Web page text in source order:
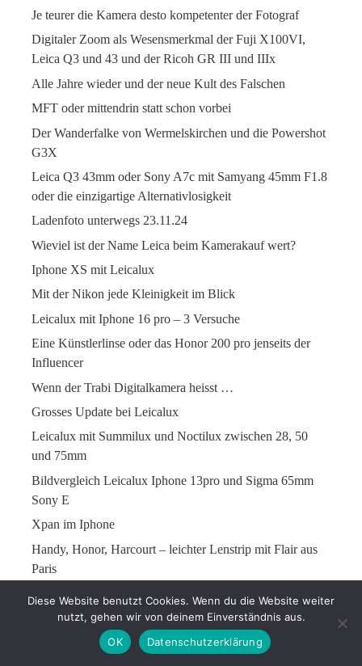
Je teurer die Kamera desto kompetenter der Fotograf
Digitaler Zoom als Wesensmerkmal der Fuji X100VI,
Leica Q3 und 43 und der Ricoh GR III und IIIx
Alle Jahre wieder und der neue Kult des Falschen
MFT oder mittendrin statt schon vorbei
Der Wanderfalke von Wermelskirchen und die Powershot
G3X
Leica Q3 43mm oder Sony A7c mit Samyang 45mm F1.8
oder die einzigartige Alternativlosigkeit
Ladenfoto unterwegs 23.11.24
Wieviel ist der Name Leica beim Kamerakauf wert?
Iphone XS mit Leicalux
Mit der Nikon jede Kleinigkeit im Blick
Leicalux mit Iphone 16 pro – 3 Versuche
Eine Künstlerlinse oder das Honor 200 pro jenseits der
Influencer
Wenn der Trabi Digitalkamera heisst …
Grosses Update bei Leicalux
Leicalux mit Summilux und Noctilux zwischen 28, 50
und 75mm
Bildvergleich Leicalux Iphone 13pro und Sigma 65mm
Sony E
Xpan im Iphone
Handy, Honor, Harcourt – leichter Lenstrip mit Flair aus
Paris
Reisereportage heute
Die fotografische Pause als Chance
Diese Website benutzt Cookies. Wenn du die Website weiter
nutzt, gehen wir von deinem Einverständnis aus.
OK
Datenschutzerklärung